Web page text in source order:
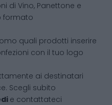
di Vino, Panettone e
formato
quali prodotti inserire
con il tuo logo
ai destinatari
Scegli subito
e contattateci